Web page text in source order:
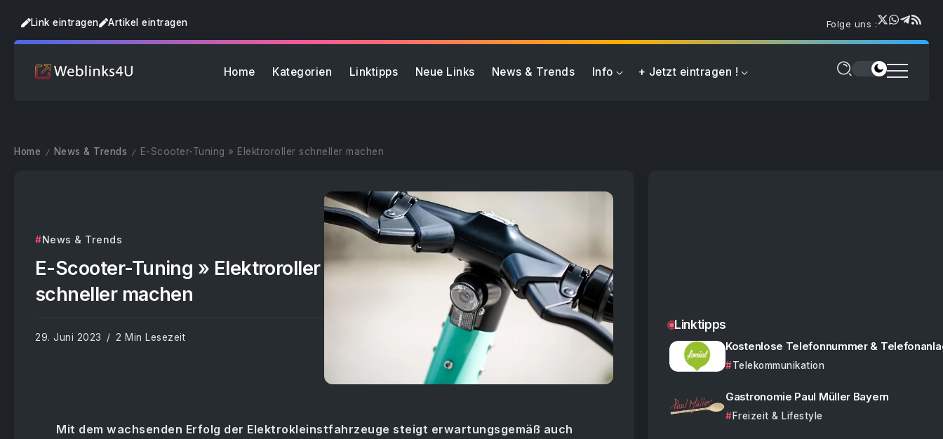
Link eintragen Artikel eintragen Folge uns :
Home Kategorien Linktipps Neue Links News & Trends Info + Jetzt eintragen !
Home / News & Trends / E-Scooter-Tuning » Elektroroller schneller machen
News & Trends
E-Scooter-Tuning » Elektroroller
schneller machen
29. Juni 2023 2 Min Lesezeit
Mit dem wachsenden Erfolg der Elektrokleinstfahrzeuge steigt erwartungsgemäß auch
Linktipps
Kostenlose Telefonnummer &
Telekommunikation
Gastronomie Paul Müller Bayern
Freizeit & Lifestyle